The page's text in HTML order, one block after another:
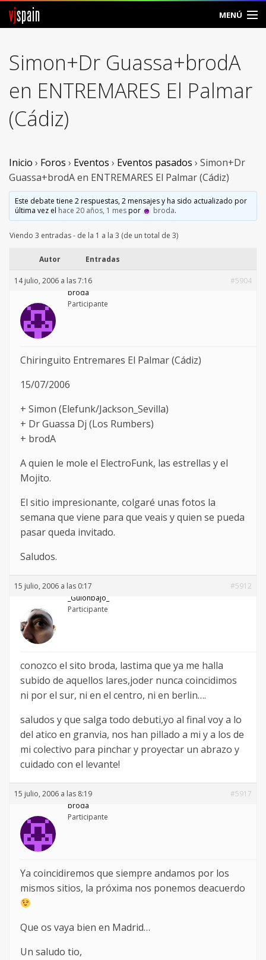
vjspain MENÚ
Foros
Noticias
Vjspain
Ayuda
Entrar
Simon+Dr Guassa+brodA
en ENTREMARES El Palmar
(Cádiz)
Inicio › Foros › Eventos › Eventos pasados › Simon+Dr
Guassa+brodA en ENTREMARES El Palmar (Cádiz)
Este debate tiene 2 respuestas, 2 mensajes y ha sido actualizado por
última vez el hace 20 años, 1 mespor broda.
Viendo 3 entradas - de la 1 a la 3 (de un total de 3)
Autor Entradas
14 julio, 2006 a las 7:16
#5904
broda
Participante
Chiringuito Entremares El Palmar (Cádiz)
15/07/2006
+ Simon (Elefunk/Jackson_Sevilla)
+ Dr Guassa Dj (Los Rumbers)
+ brodA
A quien le mole el ElectroFunk, las estrellas y el
Mojito.
El sitio impresionante, colgaré unas fotos la
semana que viene para que veais y quien se pueda
pasar queda invitado.
Saludos.
15 julio, 2006 a las 0:17
#5912
_Guionbajo_
Participante
conozco el sito broda, lastima que ya me halla
subido de aquellos lares,joder nunca coincidimos
ni por el sur, ni en el centro, ni en berlin….
saludos y que salga todo debuti,yo al final voy a lo
del atico en granvia, nos han pillado a mi y a los de
mi colectivo para pinchar y proyectar un abrazo y
cuidado con el levante!
15 julio, 2006 a las 8:19
#5917
broda
Participante
Ya coincidiremos que siempre andamos por los
mismos sitios, la próxima nos ponemos deacuerdo
Que os vaya bien en Madrid…
Un saludo tio,